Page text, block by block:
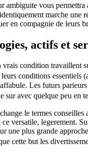
ambiguite vous
marche une
en compagnie de leurs
actifs et
condition travaillent
leurs conditions
Les futurs
avec quelque peu en
le termes
versatile, legerement.
une plus grande
cette but les